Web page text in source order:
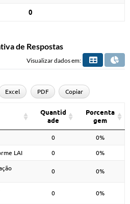
0
de Respostas
Visualizar dados em:
Excel PDF Copiar
Quantid
ade
Porcenta
gem
0 0%
LAI 0 0%
0 0%
0 0%